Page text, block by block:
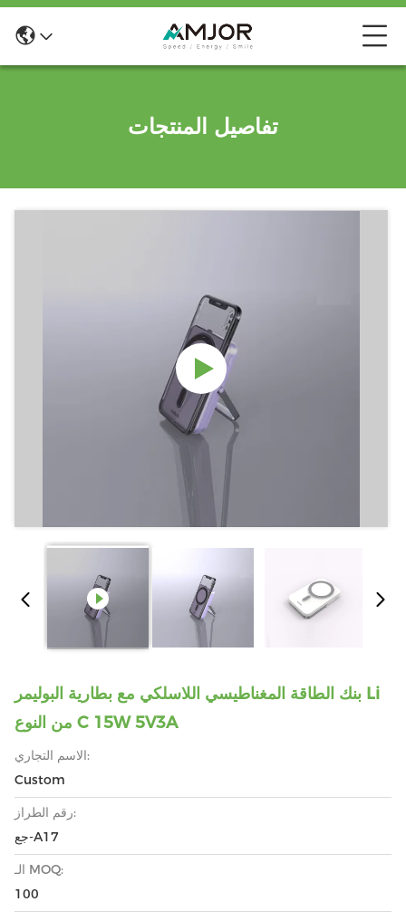
تفاصيل المنتجات
بنك الطاقة المغناطيسي اللاسلكي مع بطارية البوليمر Li
من النوع C 15W 5V3A
الاسم التجاري:
Custom
رقم الطراز:
جع-A17
الـ MOQ:
100